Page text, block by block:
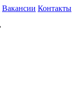
Вакансии Контакты